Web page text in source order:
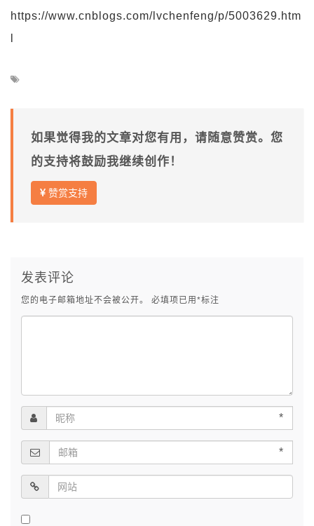
https://www.cnblogs.com/lvchenfeng/p/5003629.htm
如果觉得我的文章对您有用，请随意赞赏。您
的支持将鼓励我继续创作！
赞赏支持
发表评论
您的电子邮箱地址不会被公开。 必填项已用 *标注
*
*